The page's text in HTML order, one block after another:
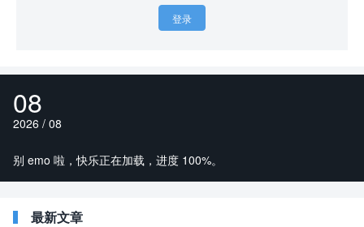
登录
08
2026 / 08
别 emo 啦，快乐正在加载，进度 100%。
最新文章